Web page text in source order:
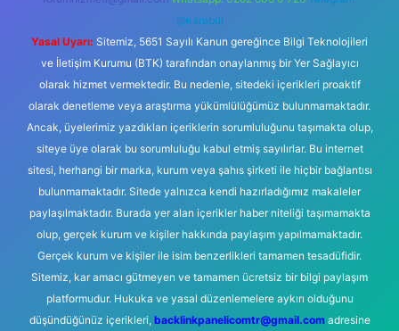
@karabul
Yasal Uyarı: Sitemiz, 5651 Sayılı Kanun gereğince Bilgi Teknolojileri
ve İletişim Kurumu (BTK) tarafından onaylanmış bir Yer Sağlayıcı
olarak hizmet vermektedir. Bu nedenle, sitedeki içerikleri proaktif
olarak denetleme veya araştırma yükümlülüğümüz bulunmamaktadır.
Ancak, üyelerimiz yazdıkları içeriklerin sorumluluğunu taşımakta olup,
siteye üye olarak bu sorumluluğu kabul etmiş sayılırlar. Bu internet
sitesi, herhangi bir marka, kurum veya şahıs şirketi ile hiçbir bağlantısı
bulunmamaktadır. Sitede yalnızca kendi hazırladığımız makaleler
paylaşılmaktadır. Burada yer alan içerikler haber niteliği taşımamakta
olup, gerçek kurum ve kişiler hakkında paylaşım yapılmamaktadır.
Gerçek kurum ve kişiler ile isim benzerlikleri tamamen tesadüfidir.
Sitemiz, kar amacı gütmeyen ve tamamen ücretsiz bir bilgi paylaşım
platformudur. Hukuka ve yasal düzenlemelere aykırı olduğunu
düşündüğünüz içerikleri, backlinkpanelicomtr@gmail.comadresine